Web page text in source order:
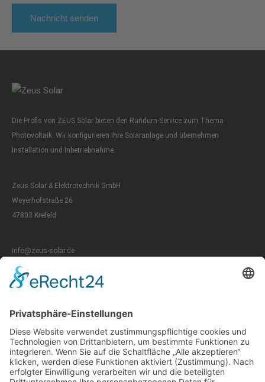
Die Profis von ZEUS Solar bieten den Rundum-Service zum Thema
Photovoltaik. Wir konfigurieren Ihre Solaranlage und übernehmen
Installation und Inbetriebnahme.
Zeus Solar & Elektrotechnik GmbH
Weyerhofstraße 26
47803 Krefeld
info@zeus-solar.de
T:0174 - 680 057 7
T:0179 - 269 744 7